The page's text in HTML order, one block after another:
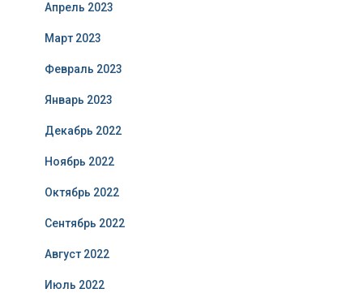
Апрель 2023
Март 2023
Февраль 2023
Январь 2023
Декабрь 2022
Ноябрь 2022
Октябрь 2022
Сентябрь 2022
Август 2022
Июль 2022